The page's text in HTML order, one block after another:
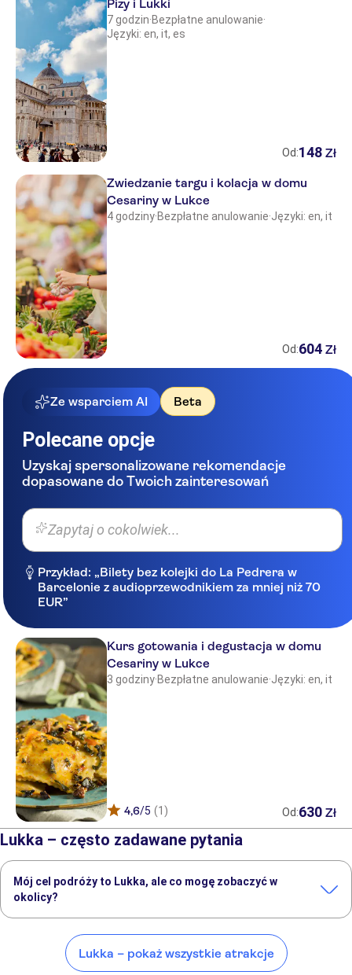
Pizy i Lukki
7 godzin·Bezpłatne anulowanie·
Języki: en, it, es
Od:148 Zł
Zwiedzanie targu i kolacja w domu
Cesariny w Lukce
4 godziny·Bezpłatne anulowanie·Języki: en, it
Od:604 Zł
Ze wsparciem AI Beta
Polecane opcje
Uzyskaj spersonalizowane rekomendacje
dopasowane do Twoich zainteresowań
Zapytaj o cokolwiek...
Przykład: „Bilety bez kolejki do La Pedrera w
Barcelonie z audioprzewodnikiem za mniej niż 70
EUR”
Kurs gotowania i degustacja w domu
Cesariny w Lukce
3 godziny·Bezpłatne anulowanie·Języki: en, it
4,6/5 (1) Od:630 Zł
Lukka – często zadawane pytania
Mój cel podróży to Lukka, ale co mogę zobaczyć w
okolicy?
ciekawe miejsca, takie jak:
Montecatini Terme San Gimignano Florencja
Lukka – pokaż wszystkie atrakcje